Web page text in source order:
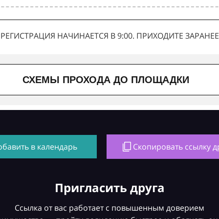
РЕГИСТРАЦИЯ НАЧИНАЕТСЯ В 9:00. ПРИХОДИТЕ ЗАРАНЕЕ
СХЕМЫ ПРОХОДА ДО ПЛОЩАДКИ
в календарь Скопировать ссылку
Пригласить друга
Ссылка от вас работает с повышенным доверием